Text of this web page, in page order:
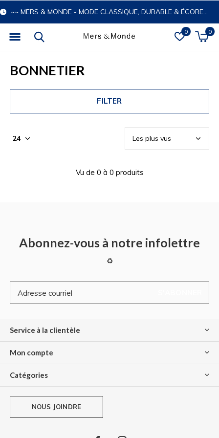
0 0
~~ MERS & MONDE - MODE CLASSIQUE, DURABLE & ÉCORESPONSABLE
BONNETIER
FILTER
Vu de 0 à 0 produits
Abonnez-vous à notre infolettre
♻
Service à la clientèle
Mon compte
Catégories
NOUS JOINDRE